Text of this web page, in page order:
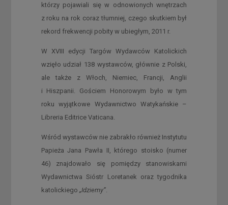
którzy pojawiali się w odnowionych wnętrzach
z roku na rok coraz tłumniej, czego skutkiem był
rekord frekwencji pobity w ubiegłym, 2011 r.
W XVIII edycji Targów Wydawców Katolickich
wzięło udział 138 wystawców, głównie z Polski,
ale także z Włoch, Niemiec, Francji, Anglii
i Hiszpanii. Gościem Honorowym było w tym
roku wyjątkowe Wydawnictwo Watykańskie –
Libreria Editrice Vaticana.
Wśród wystawców nie zabrakło również Instytutu
Papieża Jana Pawła II, którego stoisko (numer
46) znajdowało się pomiędzy stanowiskami
Wydawnictwa Sióstr Loretanek oraz tygodnika
katolickiego „Idziemy”.